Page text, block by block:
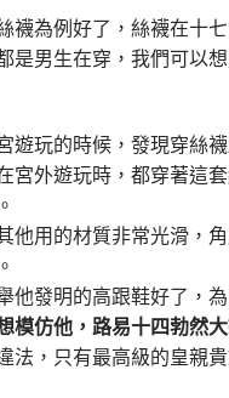
襪為例好了，絲襪在十
是男生在穿，我們可以
遊玩的時候，發現穿絲
宮外遊玩時，都穿著這
用的材質非常光滑，角
他發明的高跟鞋好了，
模仿他，路易十四勃然
，只有最高級的皇親